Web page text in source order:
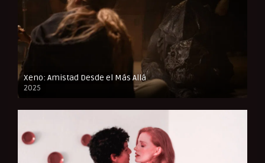
Xeno: Amistad Desde el Más Allá
2025
FULL HD